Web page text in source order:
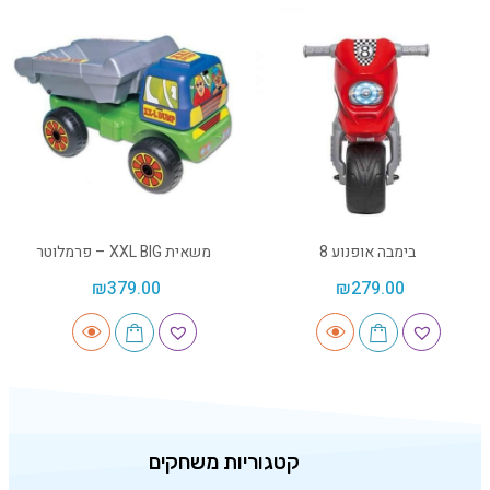
בימבה אופנוע 8
₪279.00
משאית XXL BIG – פרמלוטר
₪379.00
קטגוריות משחקים